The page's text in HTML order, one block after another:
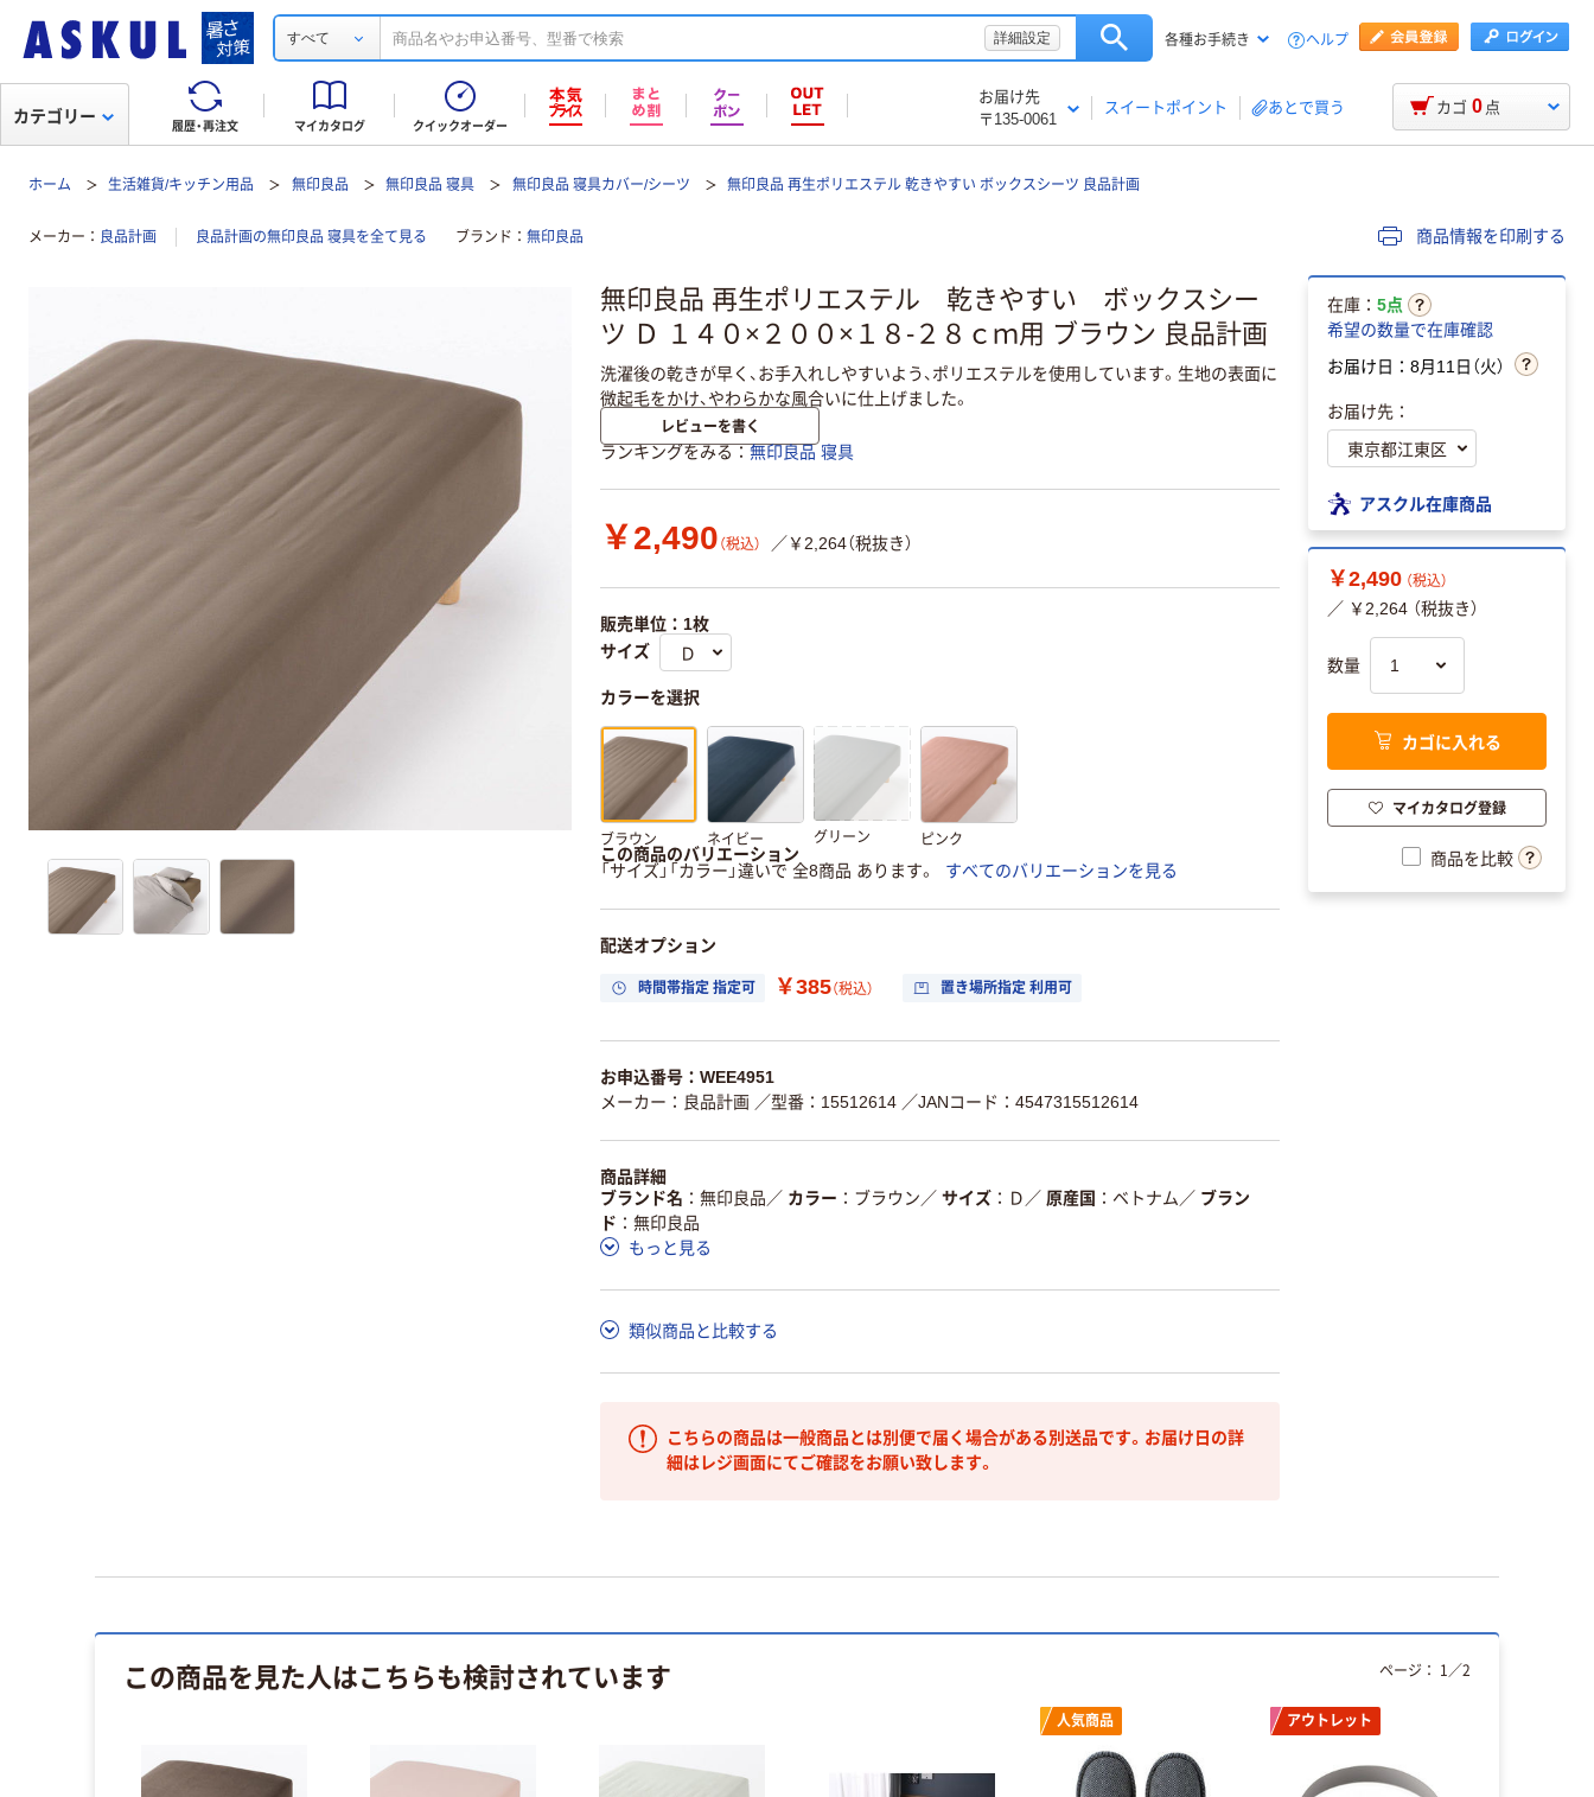
すべて 詳細設定 各種お手続き ヘルプ
履歴・再注文 マイカタログ クイックオーダー
お届け先
〒135-0061
スイートポイント あとで買う
カテゴリー カゴ 0 点
ホーム 生活雑貨/キッチン用品 無印良品 無印良品 寝具 無印良品 寝具カバー/シーツ 無印良品 再生ポリエステル 乾きやすい ボックスシーツ 良品計画
メーカー 良品計画 良品計画の無印良品 寝具を全て見る ブランド 無印良品 商品情報を印刷する
無印良品 再生ポリエステル 乾きやすい ボックスシー
ツ Ｄ １４０×２００×１８‐２８ｃｍ用 ブラウン 良品計画
洗濯後の乾きが早く、お手入れしやすいよう、ポリエステルを使用しています。生地の表面に
微起毛をかけ、やわらかな風合いに仕上げました。
レビューを書く
ランキングをみる 無印良品 寝具
￥2,490 （税込） ／￥2,264（税抜き）
販売単位：1枚
サイズ
カラーを選択
ブラウン ネイビー グリーン ピンク
この商品のバリエーション
「サイズ」「カラー」違いで 全8商品 あります。
すべてのバリエーションを見る
配送オプション
時間帯指定 指定可 ￥385（税込） 置き場所指定 利用可
お申込番号：WEE4951
メーカー：良品計画 ／型番：15512614 ／JANコード：4547315512614
商品詳細
ブランド名
無印良品 ／ カラー ブラウン ／ サイズ Ｄ ／ 原産国 ベトナム ／ ブラン
ド
無印良品
もっと見る
類似商品と比較する
こちらの商品は一般商品とは別便で届く場合がある別送品です。お届け日の詳
細はレジ画面にてご確認をお願い致します。
在庫： 5点
希望の数量で在庫確認
お届け日：8月11日（火）
お届け先：
アスクル在庫商品
￥2,490 （税込）
／ ￥2,264 （税抜き）
数量
カゴに入れる
マイカタログ登録
商品を比較
この商品を見た人はこちらも検討されています
人気商品 アウトレット
ページ： 1 ／2